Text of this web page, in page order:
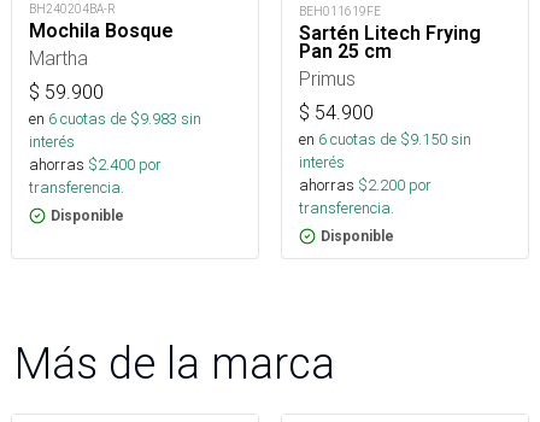
BH240204BA-R
Mochila Bosque
Martha
$ 59.900
en 6cuotas de $9.983 sin
interés
ahorras $2.400 por
transferencia.
Disponible
BEH011619FE
Sartén Litech Frying
Pan 25 cm
Primus
$ 54.900
en 6cuotas de $9.150sin
interés
ahorras $2.200 por
transferencia.
Disponible
Más de la marca